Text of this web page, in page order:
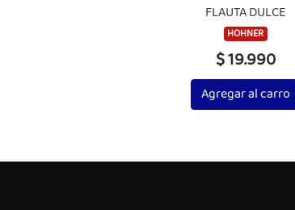
FLAUTA DULCE
HOHNER
$ 19.990
Agregar al carro